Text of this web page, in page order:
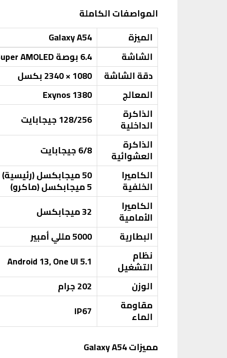
المواصفات الكاملة
الميزة
Galaxy A54
الشاشة
6.4 بوصة Super AMOLED
دقة الشاشة
1080 × 2340 بكسل
المعالج
Exynos 1380
الذاكرة
الداخلية 128/256 جيجابايت
الذاكرة
العشوائية 6/8 جيجابايت
الكاميرا
الخلفية 5 ميجابكسل (ماكرو)
الكاميرا
الأمامية 32 ميجابكسل
البطارية
5000 مللي أمبير
نظام
التشغيل Android 13, One UI 5.1
الوزن
202 جرام
مقاومة
الماء IP67
مميزات Galaxy A54